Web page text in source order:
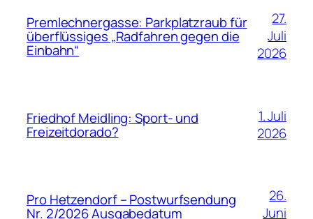
Premlechnergasse: Parkplatzraub für
überflüssiges „Radfahren gegen die
Einbahn“
27.
Juli
2026
Friedhof Meidling: Sport- und
Freizeitdorado?
1. Juli
2026
Pro Hetzendorf – Postwurfsendung
Nr. 2/2026 Ausgabedatum
26.
Juni